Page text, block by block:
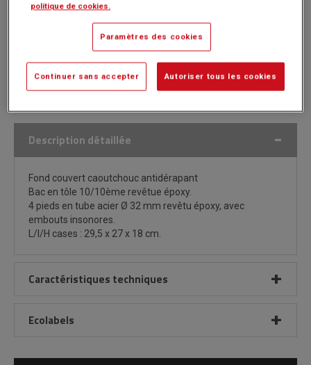
HT
(622.80€TTC) Passer commande
Description détaillée
Fond couvert caoutchouc antidérapant
Bac en tôle 10/10ème revêtue époxy.
4 pieds en tube acier Ø 32 mm revêtu époxy, avec
embouts insonores.
L/l/H cases : 29,5 x 27 x 18 cm.
Caractéristiques techniques
Ecolabels
politique de cookies.
Paramètres des cookies
Continuer sans accepter Autoriser tous les cookies